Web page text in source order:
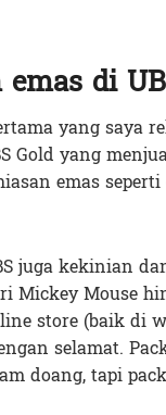
emas di
yang saya
Gold yang
emas
juga kekinian
Mickey Mouse
store (baik di
selamat.
doang, tapi